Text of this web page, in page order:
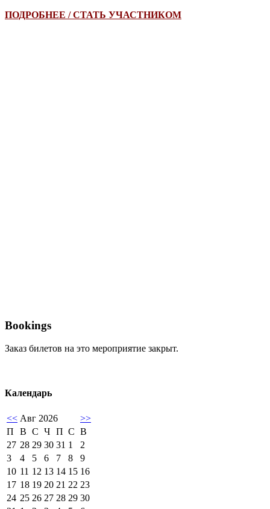
ПОДРОБНЕЕ / СТАТЬ УЧАСТНИКОМ
Bookings
Заказ билетов на это мероприятие закрыт.
Календарь
<< Авг 2026
>>
П
В С Ч П С В
27 28 29 30 31 1
2
3
4 5 6 7 8
9
10 11 12 13 14 15 16
17 18 19 20 21 22 23
24 25 26 27 28 29 30